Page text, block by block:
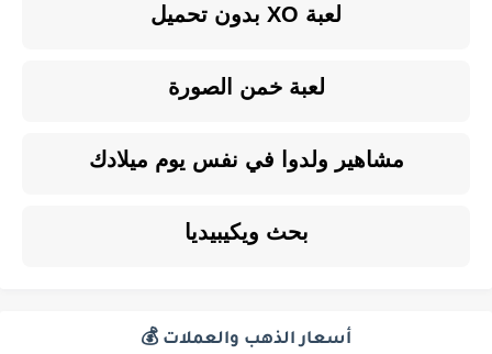
لعبة XO بدون تحميل
لعبة خمن الصورة
مشاهير ولدوا في نفس يوم ميلادك
بحث ويكيبيديا
أسعار الذهب والعملات 💰